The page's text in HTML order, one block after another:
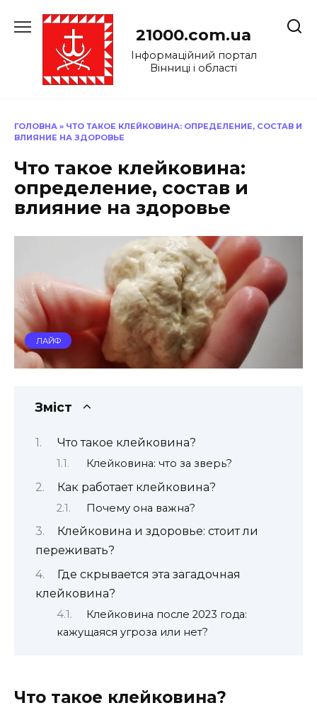
до
21000.com.ua
Інформаційний портал
Вінниці і області
ГОЛОВНА » ЧТО ТАКОЕ КЛЕЙКОВИНА: ОПРЕДЕЛЕНИЕ, СОСТАВ И
ВЛИЯНИЕ НА ЗДОРОВЬЕ
Что такое клейковина:
определение, состав и
влияние на здоровье
ЛАЙФ
Зміст
Что такое клейковина?
Клейковина: что за зверь?
Как работает клейковина?
Почему она важна?
Клейковина и здоровье: стоит ли
переживать?
Где скрывается эта загадочная
клейковина?
Клейковина после 2023 года:
кажущаяся угроза или нет?
Что такое клейковина?